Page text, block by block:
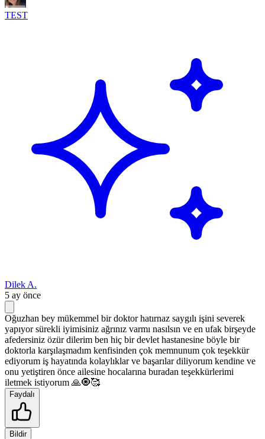
TEST
Dilek A.
5 ay önce
Oğuzhan bey mükemmel bir doktor hatırnaz saygılı işini severek
yapıyor sürekli iyimisiniz ağrınız varmı nasılsın ve en ufak birşeyde
afedersiniz özür dilerim ben hiç bir devlet hastanesine böyle bir
doktorla karşılaşmadım kenfisinden çok memnunum çok teşekkür
ediyorum iş hayatında kolaylıklar ve başarılar diliyorum kendine ve
onu yetiştiren önce ailesine hocalarına buradan teşekkürlerimi
iletmek istiyorum 🙏🧿🥰
Faydalı
Bildir